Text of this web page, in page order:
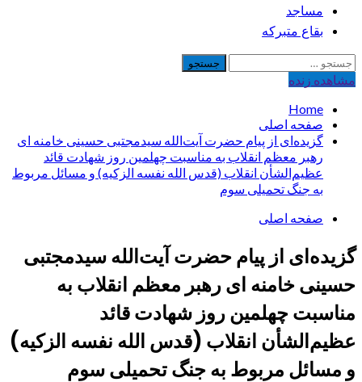
مساجد
بقاع متبرکه
جستجو
برای:
مشاهده‌ زنده
Home
صفحه اصلی
گزیده‌ای از پیام حضرت آیت‌الله سیدمجتبی حسینی خامنه ای
رهبر معظم انقلاب به مناسبت چهلمین روز شهادت قائد
عظیم‌الشأن انقلاب (قدس الله نفسه الزکیه) و مسائل مربوط
به جنگ تحمیلی سوم
صفحه اصلی
گزیده‌ای از پیام حضرت آیت‌الله سیدمجتبی
حسینی خامنه ای رهبر معظم انقلاب به
مناسبت چهلمین روز شهادت قائد
عظیم‌الشأن انقلاب (قدس الله نفسه الزکیه)
و مسائل مربوط به جنگ تحمیلی سوم